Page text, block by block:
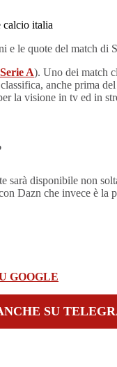
e le quote del match di
A). Uno dei match
anche prima del
la visione in tv ed in
disponibile non
Dazn che invece è
GOOGLE
SU